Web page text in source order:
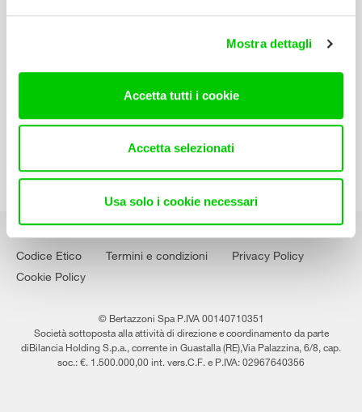
Mostra dettagli
Accetta tutti i cookie
Accetta selezionati
Usa solo i cookie necessari
Manuali d’istruzione
Lavora con noi
Codice Etico Termini e condizioni
Privacy Policy
Cookie Policy
© Bertazzoni Spa P.IVA 00140710351
Società sottoposta alla attività di direzione e coordinamento da parte
diBilancia Holding S.p.a., corrente in Guastalla (RE),Via Palazzina, 6/8, cap.
soc.: €. 1.500.000,00 int. vers.C.F. e P.IVA: 02967640356